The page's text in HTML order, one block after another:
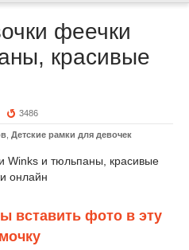
феечки
красивые
3486
Детские рамки для девочек
Winks и тюльпаны, красивые
онлайн
вставить фото в эту